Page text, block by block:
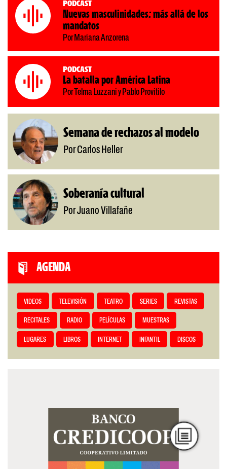
Podcast
Nuevas masculinidades: más allá de los
mandatos
Por Mariana Anzorena
Podcast
La batalla por América Latina
Por Telma Luzzani y Pablo Provitilo
Semana de rechazos al modelo
Por Carlos Heller
Soberanía cultural
Por Juano Villafañe
AGENDA
VIDEOS TELEVISIÓN TEATRO SERIES REVISTAS
RECITALES RADIO PELÍCULAS MUESTRAS
LUGARES LIBROS INTERNET INFANTIL DISCOS